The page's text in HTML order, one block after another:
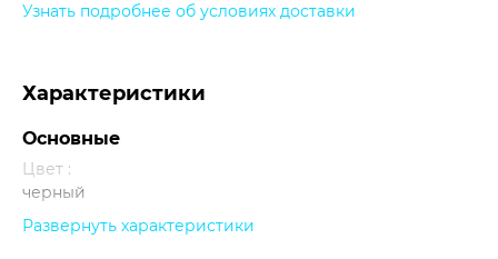
Узнать подробнее об условиях доставки
Характеристики
Основные
Цвет :
черный
Прочее
Развернуть характеристики